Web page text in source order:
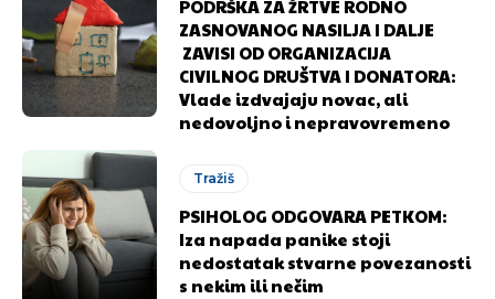
PODRŠKA ZA ŽRTVE RODNO
ZASNOVANOG NASILJA I DALJE
ZAVISI OD ORGANIZACIJA
CIVILNOG DRUŠTVA I DONATORA:
Vlade izdvajaju novac, ali
nedovoljno i nepravovremeno
Tražiš
PSIHOLOG ODGOVARA PETKOM:
Iza napada panike stoji
nedostatak stvarne povezanosti
s nekim ili nečim